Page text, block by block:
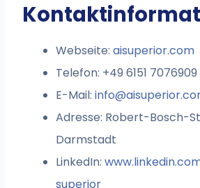
Webseite:aisuperior.com
Telefon: +49 6151 7076909
E-Mail:
Adresse: Robert-Bosch-
Darmstadt
LinkedIn:
superior